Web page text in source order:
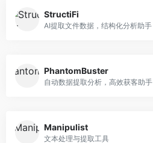
StructiFi
AI提取文件数据，结构化分析助手
PhantomBuster
自动数据提取分析，高效获客助手
Manipulist
文本处理与提取工具